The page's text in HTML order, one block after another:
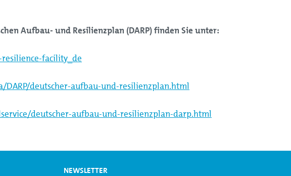
Aufbau- und Resilienzplan (DARP) finden Sie unter:
facility_de
deutscher-aufbau-und-resilienzplan.html
deutscher-aufbau-und-resilienzplan-darp.html
NEWSLETTER